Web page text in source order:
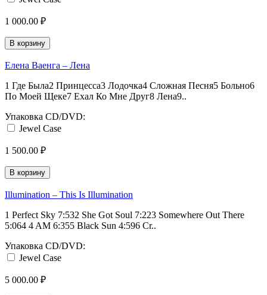
1 000.00 ₽
В корзину
Елена Ваенга – Лена
1 Где Была2 Принцесса3 Лодочка4 Сложная Песня5 Больно6
По Моей Щеке7 Ехал Ко Мне Друг8 Лена9..
Упаковка CD/DVD:
Jewel Case
1 500.00 ₽
В корзину
Illumination – This Is Illumination
1 Perfect Sky 7:532 She Got Soul 7:223 Somewhere Out There
5:064 4 AM 6:355 Black Sun 4:596 Cr..
Упаковка CD/DVD:
Jewel Case
5 000.00 ₽